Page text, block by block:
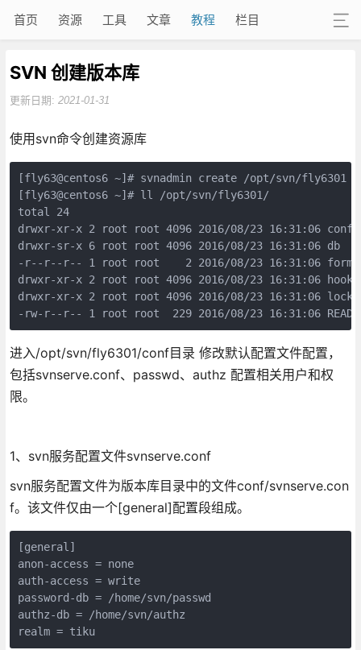
首页 资源 工具 文章 教程 栏目
SVN 创建版本库
更新日期: 2021-01-31
使用svn命令创建资源库
[fly63@centos6 ~]# svnadmin create /opt/svn/fly6301
[fly63@centos6 ~]# ll /opt/svn/fly6301/
total 24
drwxr-xr-x 2 root root 4096 2016/08/23 16:31:06 conf
drwxr-sr-x 6 root root 4096 2016/08/23 16:31:06 db
-r--r--r-- 1 root root    2 2016/08/23 16:31:06
drwxr-xr-x 2 root root 4096 2016/08/23 16:31:06 hooks
drwxr-xr-x 2 root root 4096 2016/08/23 16:31:06 locks
-rw-r--r-- 1 root root  229 2016/08/23 16:31:06
进入/opt/svn/fly6301/conf目录 修改默认配置文件配置，
包括svnserve.conf、passwd、authz 配置相关用户和权
限。
1、svn服务配置文件svnserve.conf
svn服务配置文件为版本库目录中的文件conf/svnserve.con
f。该文件仅由一个[general]配置段组成。
[general]
anon-access = none
auth-access = write
password-db = /home/svn/passwd
authz-db = /home/svn/authz
realm = tiku